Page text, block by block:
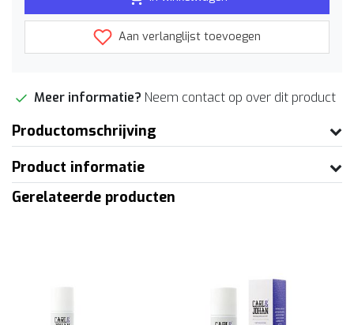
Aan verlanglijst toevoegen
Meer informatie? Neem contact op over dit product
Productomschrijving
Product informatie
Gerelateerde producten